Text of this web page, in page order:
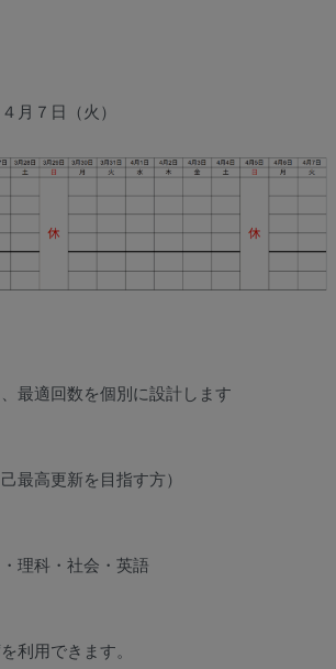
月７日（火）
最適回数を個別に設計します
最高更新を目指す方）
理科・社会・英語
利用できます。